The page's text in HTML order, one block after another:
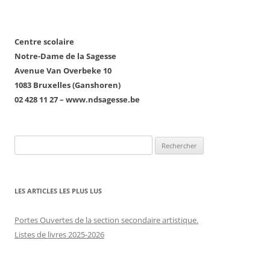
Centre scolaire
Notre-Dame de la Sagesse
Avenue Van Overbeke 10
1083 Bruxelles (Ganshoren)
02 428 11 27 – www.ndsagesse.be
LES ARTICLES LES PLUS LUS
Portes Ouvertes de la section secondaire artistique.
Listes de livres 2025-2026